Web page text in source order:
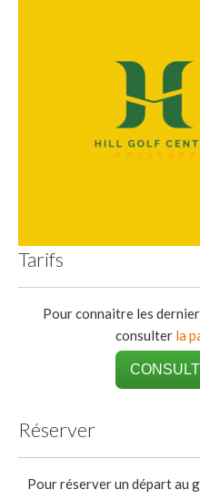
Tarifs
Pour connaitre les
consulter la
Réserver
Pour réserver un départ au